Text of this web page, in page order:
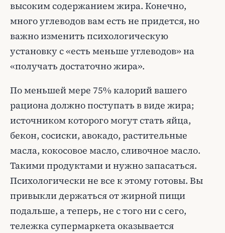
высоким содержанием жира. Конечно,
много углеводов вам есть не придется, но
важно изменить психологическую
установку с «есть меньше углеводов» на
«получать достаточно жира».
По меньшей мере 75% калорий вашего
рациона должно поступать в виде жира;
источником которого могут стать яйца,
бекон, сосиски, авокадо, растительные
масла, кокосовое масло, сливочное масло.
Такими продуктами и нужно запасаться.
Психологически не все к этому готовы. Вы
привыкли держаться от жирной пищи
подальше, а теперь, не с того ни с сего,
тележка супермаркета оказывается